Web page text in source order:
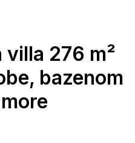
276 m²
bazenom